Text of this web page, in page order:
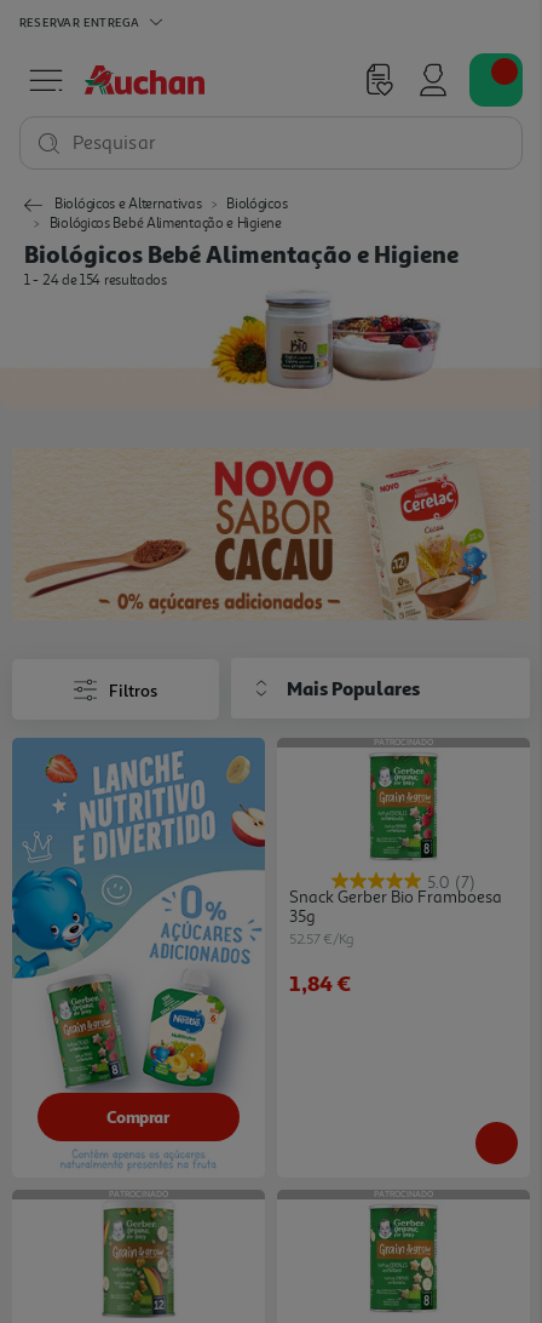
RESERVAR ENTREGA
Pesquisar
Biológicos e Alternativas
Biológicos
Biológicos Bebé Alimentação e Higiene
Biológicos Bebé Alimentação e Higiene
1 - 24 de 154 resultados
Filtros Mais Populares
Comprar
PATROCINADO
5.0 (7)
Snack Gerber Bio Framboesa
35g
52.57 €/Kg
1,84 €
PATROCINADO PATROCINADO